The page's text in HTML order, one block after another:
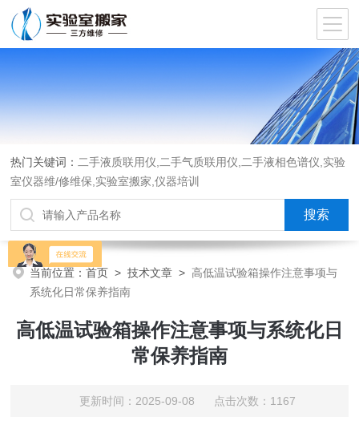
热门关键词： 二手液质联用仪,二手气质联用仪,二手液相色谱仪,实验
室仪器维/修维保,实验室搬家,仪器培训
当前位置：首页 >技术文章 > 高低温试验箱操作注意事项与
系统化日常保养指南
高低温试验箱操作注意事项与系统化日
常保养指南
更新时间：2025-09-08 点击次数：1167